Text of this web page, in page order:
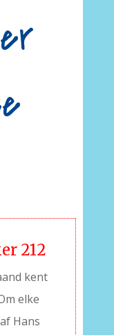
212
kent
elke
Hans